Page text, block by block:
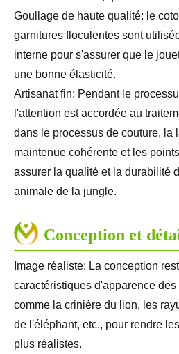
Goullage de haute qualité: le
garnitures floculentes sont
interne pour s'assurer que le
une bonne élasticité.
Artisanat fin: Pendant le
l'attention est accordée au
dans le processus de couture, la
maintenue cohérente et les
assurer la qualité et la durabilité
animale de la jungle.
Conception et
Image réaliste: La conception
caractéristiques d'apparence
comme la crinière du lion, les
de l'éléphant, etc., pour rendre
plus réalistes.